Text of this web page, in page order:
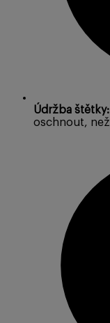
Údržba štětky:
oschnout,